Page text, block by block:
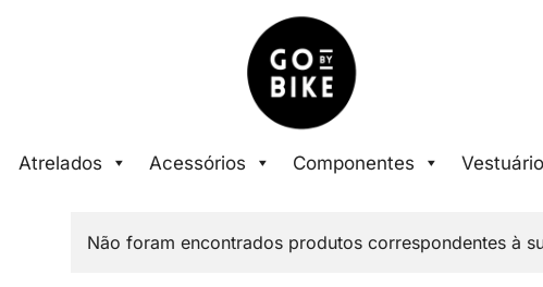
Go By Bike
The Urban Bike Shop
Atrelados Acessórios Componentes Vestuário
Não foram encontrados produtos correspondentes à